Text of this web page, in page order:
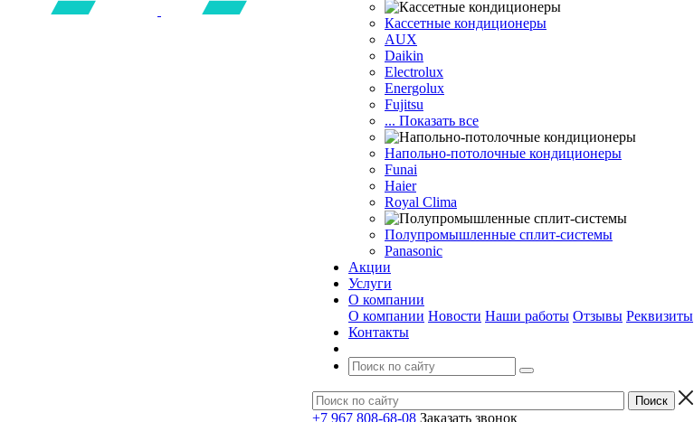
Кассетные кондиционеры
AUX
Daikin
Electrolux
Energolux
Fujitsu
... Показать все
Напольно-потолочные кондиционеры
Funai
Haier
Royal Clima
Полупромышленные сплит-системы
Panasonic
Акции
Услуги
О компании
О компании Новости Наши работы Отзывы Реквизиты
Контакты
+7 967 808-68-08 Заказать звонок